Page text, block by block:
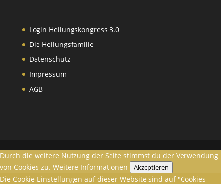
Login Heilungskongress 3.0
Die Heilungsfamilie
Datenschutz
Impressum
AGB
Durch die weitere Nutzung der Seite stimmst du der Verwendung
von Cookies zu. Weitere Informationen Akzeptieren
Die Cookie-Einstellungen auf dieser Website sind auf "Cookies